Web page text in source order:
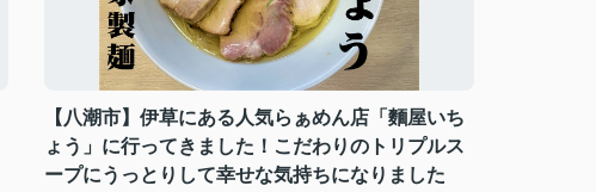
【八潮市】伊草にある人気らぁめん店「麵屋いち
ょう」に行ってきました！こだわりのトリプルス
ープにうっとりして幸せな気持ちになりました